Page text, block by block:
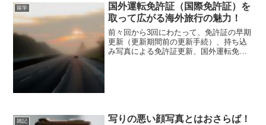
留学
国外運転免許証（国際免許証）を
取って広がる海外旅行の魅力！
前々回から3回にわたって、免許証の早期
更新（更新期間前の更新手続）、持ち込
み写真による免許証更新、国外運転免許
雑記
写りの悪い顔写真とはおさらば！